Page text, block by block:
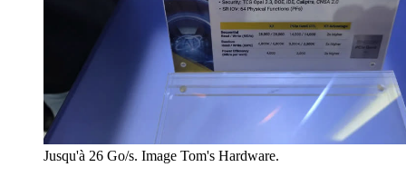
Jusqu'à 26 Go/s. Image Tom's Hardware.